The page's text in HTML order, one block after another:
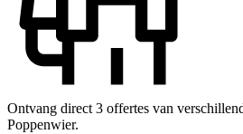
Ontvang direct 3 offertes van
Poppenwier.